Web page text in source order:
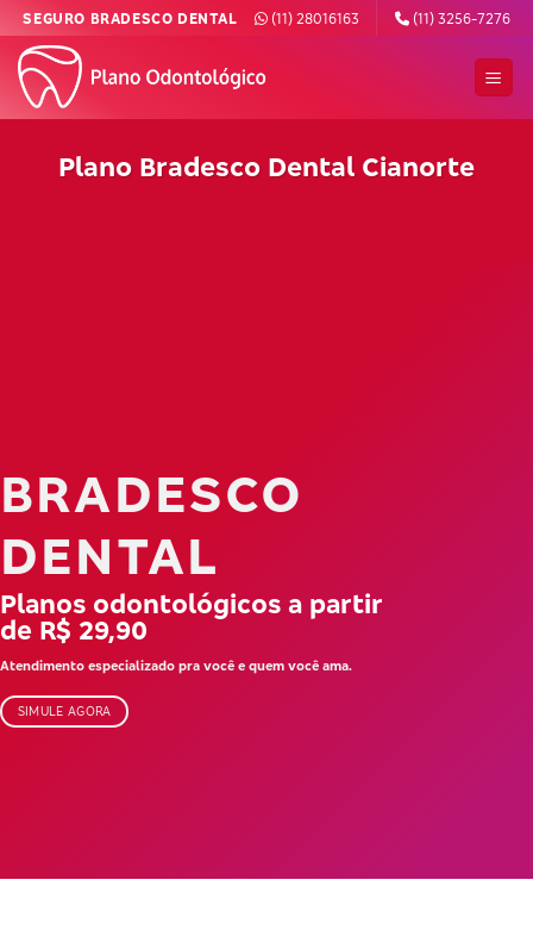
Skip
content
SEGURO BRADESCO DENTAL (11) 28016163 (11) 3256-7276
Plano Bradesco Dental Cianorte
BRADESCO
DENTAL
Planos odontológicos a partir
de R$ 29,90
Atendimento especializado pra você e quem você ama.
SIMULE AGORA